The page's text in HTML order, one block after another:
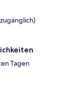
Tagen